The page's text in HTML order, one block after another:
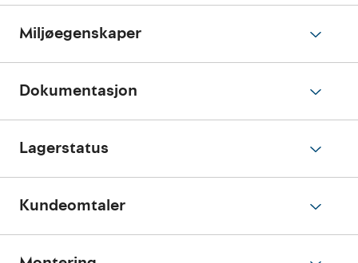
Miljøegenskaper
Dokumentasjon
Lagerstatus
Kundeomtaler